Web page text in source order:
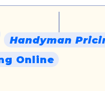
Handyman
Online